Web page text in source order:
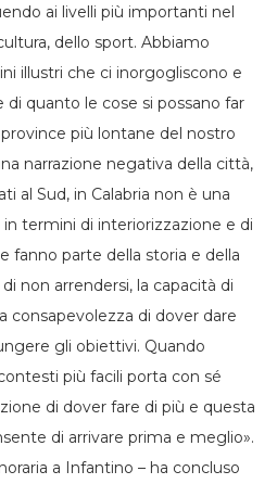
ai livelli più importanti nel
dello sport. Abbiamo
illustri che ci inorgogliscono e
di quanto le cose si possano far
più lontane del nostro
narrazione negativa della città,
al Sud, in Calabria non è una
termini di interiorizzazione e di
fanno parte della storia e della
non arrendersi, la capacità di
consapevolezza di dover dare
gli obiettivi. Quando
più facili porta con sé
di dover fare di più e questa
di arrivare prima e meglio».
a Infantino – ha concluso